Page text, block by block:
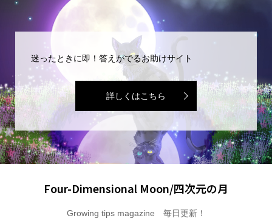
迷ったときに即！答えがでるお助けサイト
詳しくはこちら
Four-Dimensional Moon/四次元の月
Growing tips magazine 毎日更新！